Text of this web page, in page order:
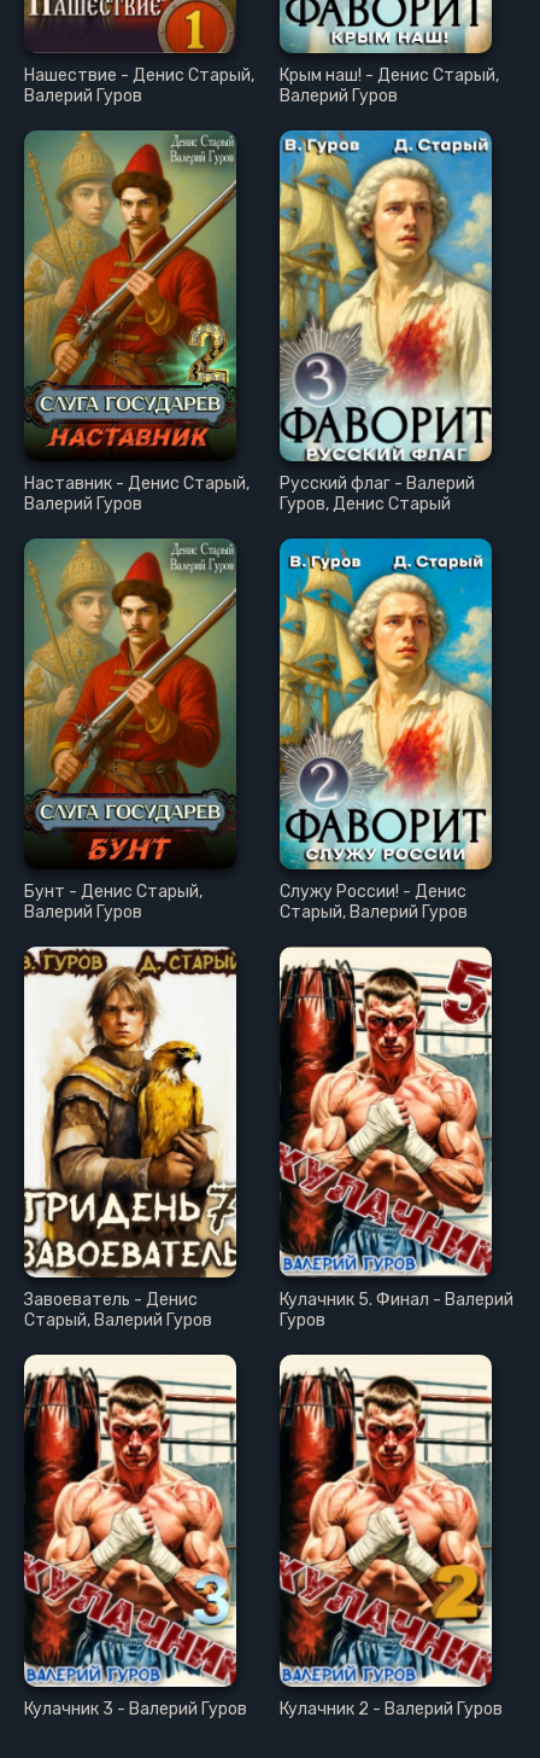
Нашествие - Денис Старый,
Валерий Гуров
Крым наш! - Денис Старый,
Валерий Гуров
Наставник - Денис Старый,
Валерий Гуров
Русский флаг - Валерий
Гуров, Денис Старый
Бунт - Денис Старый,
Валерий Гуров
Служу России! - Денис
Старый, Валерий Гуров
Завоеватель - Денис
Старый, Валерий Гуров
Кулачник 5. Финал - Валерий
Гуров
Кулачник 3 - Валерий Гуров Кулачник 2 - Валерий Гуров